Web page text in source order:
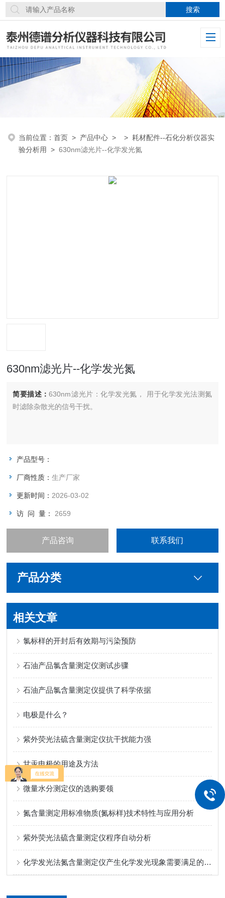
当前位置：首页 > 产品中心 > >耗材配件--石化分析仪器实
验分析用
>630nm滤光片--化学发光氮
630nm滤光片--化学发光氮
简要描述：630nm滤光片：化学发光氮， 用于化学发光法测氮
时滤除杂散光的信号干扰。
产品型号：
厂商性质：生产厂家
更新时间： 2026-03-02
访 问 量： 2659
产品咨询 联系我们
产品分类
相关文章
氯标样的开封后有效期与污染预防
石油产品氯含量测定仪测试步骤
石油产品氯含量测定仪提供了科学依据
电极是什么？
紫外荧光法硫含量测定仪抗干扰能力强
甘汞电极的用途及方法
微量水分测定仪的选购要领
氮含量测定用标准物质(氮标样)技术特性与应用分析
紫外荧光法硫含量测定仪程序自动分析
化学发光法氮含量测定仪产生化学发光现象需要满足的条件